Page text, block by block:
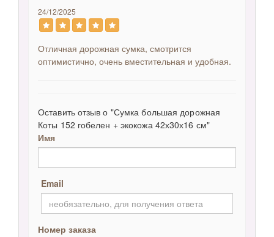
24/12/2025
Отличная дорожная сумка, смотрится
оптимистично, очень вместительная и удобная.
Оставить отзыв о "Сумка большая дорожная
Коты 152 гобелен + экокожа 42х30х16 см"
Имя
Email
Номер заказа